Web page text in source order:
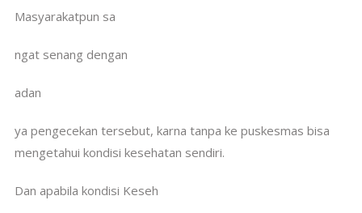
Masyarakatpun sa
ngat senang dengan
adan
ya pengecekan tersebut, karna tanpa ke puskesmas bisa
mengetahui kondisi kesehatan sendiri.
Dan apabila kondisi Keseh